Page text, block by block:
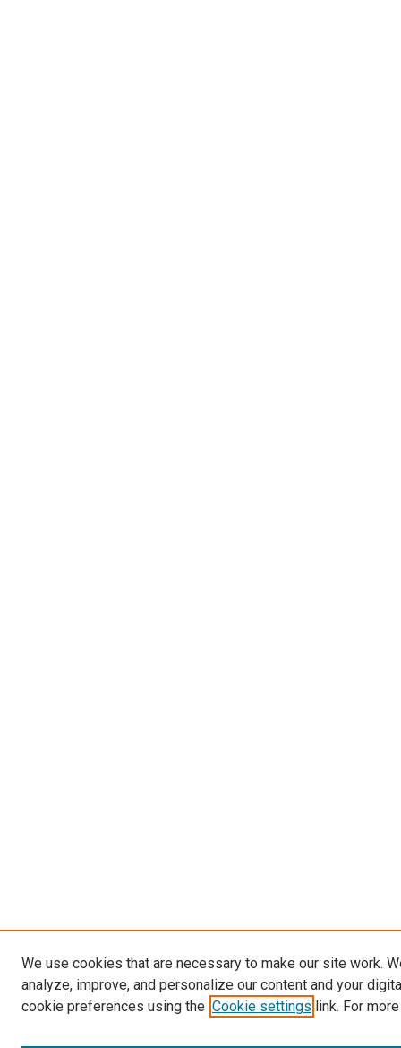
We use cookies that are necessary to make our site work.
analyze, improve, and personalize our content and your
cookie preferences using the Cookie settings link. For